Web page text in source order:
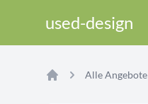
used-design
Alle Angebote